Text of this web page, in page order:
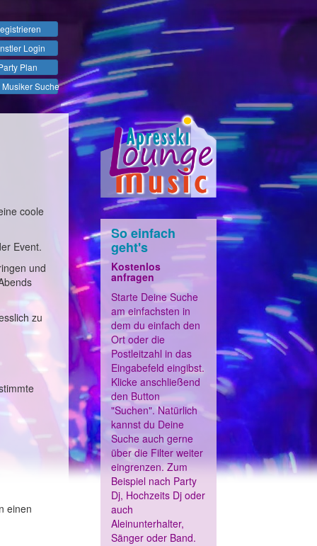
Login
Plan
Musiker Suche
coole
Event.
und
zu
einen
So einfach
geht's
Kostenlos
anfragen
Starte Deine Suche
am einfachsten in
dem du einfach den
Ort oder die
Postleitzahl in das
Eingabefeld eingibst.
Klicke anschließend
den Button
"Suchen". Natürlich
kannst du Deine
Suche auch gerne
über die Filter weiter
eingrenzen. Zum
Beispiel nach Party
Dj, Hochzeits Dj oder
auch
Aleinunterhalter,
Sänger oder Band.